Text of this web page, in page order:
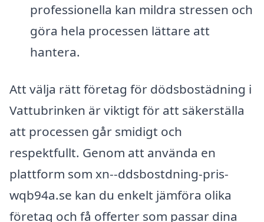
professionella kan mildra stressen och
göra hela processen lättare att
hantera.
Att välja rätt företag för dödsbostädning i
Vattubrinken är viktigt för att säkerställa
att processen går smidigt och
respektfullt. Genom att använda en
plattform som xn--ddsbostdning-pris-
wqb94a.se kan du enkelt jämföra olika
företag och få offerter som passar dina